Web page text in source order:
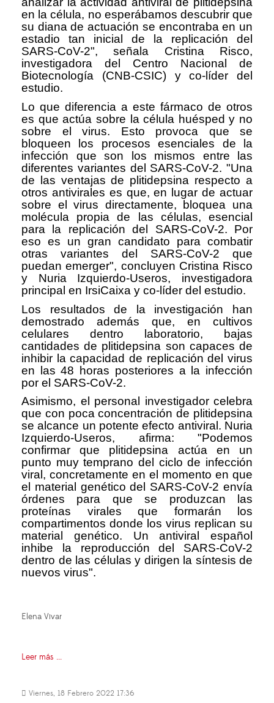
en la célula, no esperábamos descubrir que
su diana de actuación se encontraba en un
estadio tan inicial de la replicación del
SARS-CoV-2", señala Cristina Risco,
investigadora del Centro Nacional de
Biotecnología (CNB-CSIC) y co-líder del
estudio.
Lo que diferencia a este fármaco de otros
es que actúa sobre la célula huésped y no
sobre el virus. Esto provoca que se
bloqueen los procesos esenciales de la
infección que son los mismos entre las
diferentes variantes del SARS-CoV-2. "Una
de las ventajas de plitidepsina respecto a
otros antivirales es que, en lugar de actuar
sobre el virus directamente, bloquea una
molécula propia de las células, esencial
para la replicación del SARS-CoV-2. Por
eso es un gran candidato para combatir
otras variantes del SARS-CoV-2 que
puedan emerger", concluyen Cristina Risco
y Nuria Izquierdo-Useros, investigadora
principal en IrsiCaixa y co-líder del estudio.
Los resultados de la investigación han
demostrado además que, en cultivos
celulares dentro laboratorio, bajas
cantidades de plitidepsina son capaces de
inhibir la capacidad de replicación del virus
en las 48 horas posteriores a la infección
por el SARS-CoV-2.
Asimismo, el personal investigador celebra
que con poca concentración de plitidepsina
se alcance un potente efecto antiviral. Nuria
Izquierdo-Useros, afirma: "Podemos
confirmar que plitidepsina actúa en un
punto muy temprano del ciclo de infección
viral, concretamente en el momento en que
el material genético del SARS-CoV-2 envía
órdenes para que se produzcan las
proteínas virales que formarán los
compartimentos donde los virus replican su
material genético. Un antiviral español
inhibe la reproducción del SARS-CoV-2
dentro de las células y dirigen la síntesis de
nuevos virus".
Elena Vivar
Leer más ...
Viernes, 18 Febrero 2022 17:36